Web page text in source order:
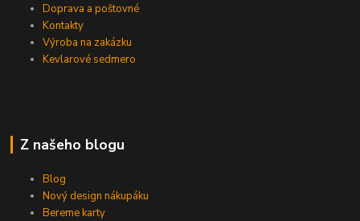
Doprava a poštovné
Kontakty
Výroba na zakázku
Kevlarové sedmero
Z našeho blogu
Blog
Nový design nákupáku
Bereme karty